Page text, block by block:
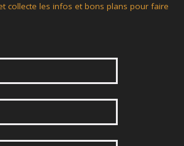
collecte les infos et bons plans pour faire